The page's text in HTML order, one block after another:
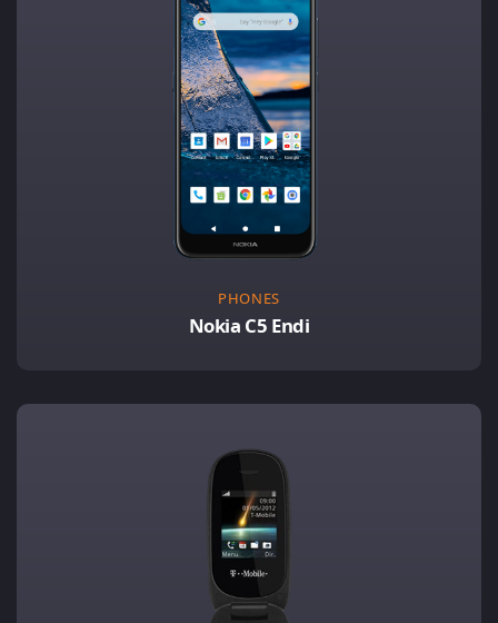
PHONES
Nokia C5 Endi